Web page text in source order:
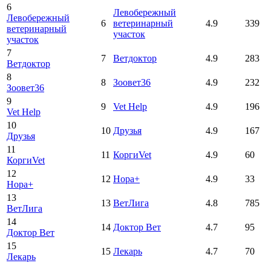
6
Левобережный
ветеринарный
участок
6
Левобережный
ветеринарный
участок
4.9 339
7
Ветдоктор
7 Ветдоктор 4.9
283
8
Зоовет36
8 Зоовет36 4.9
232
9
Vet Help
9 Vet Help 4.9
196
10
Друзья
10 Друзья 4.9
167
11
КоргиVet
11 КоргиVet 4.9
60
12
Нора+
12 Нора+ 4.9
33
13
ВетЛига
13 ВетЛига 4.8
785
14
Доктор Вет
14 Доктор Вет 4.7
95
15
Лекарь
15 Лекарь 4.7
70